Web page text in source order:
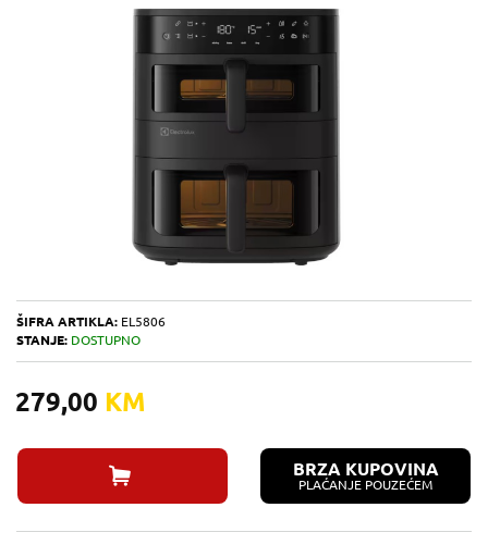
ŠIFRA ARTIKLA: EL5806
STANJE: DOSTUPNO
279,00 KM
BRZA KUPOVINA
PLAĆANJE POUZEĆEM